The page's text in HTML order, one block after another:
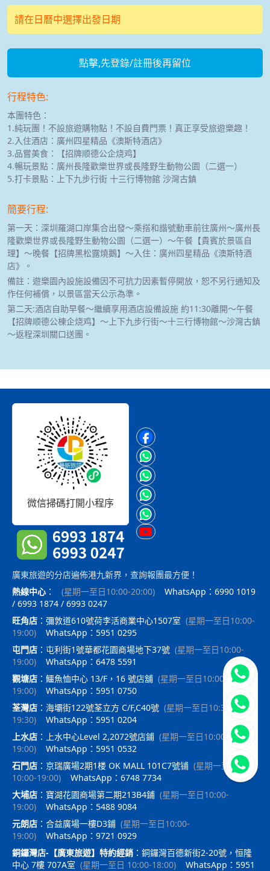
請在日曆中選擇出發日期
點擊,先登錄/註冊後再留位
行程特色:
本團特色：
1.純玩團！不設旅遊購物點！不設自費門票！真正享受旅遊樂趣！
2.入住酒店：廣州四星精品《澳斯特酒店》
3.品嘗美食：【招牌顺德公企烧鸡】
4.暢玩景點：廣州長隆歡樂世界或長隆野生動物公園（二選一）
5.打卡景點：上下九步行街 十三行博物館 沙灣古鎮
簡要行程:
第一天：深圳羅湖口岸集合出發～乘搭和諧號動車前往廣州～廣州長
隆歡樂世界或長隆野生動物公園（二選一）～午餐【貴賓於景區自
理】～晚餐【招牌黑松露燒鵝】～入住：廣州四星精品《澳斯特酒
店》。
備註：遊樂園內設施設備因不可抗力因素暫停開放，恕不另行通知及
作任何補償，以景區當天公示為準。
第二天:酒店自助早餐～繼續享用酒店設備設施 約11:30離開～午餐
【招牌顺德公棟企烧鸡】～上下九步行街～十三行博物館～沙灣古鎮
～返程深圳關口送團。
微信掃碼打開小程序
廣東旅遊的分店遍佈港九新界，查詢報團最方便！
熱線中心 ： (星期一至日10:00-20:00)
WhatsApp：6990 1019
/ 6993 1874 / 6993 0247
旺角店 ： 彌敦道610號荷李活商業中心1507室 (星期一至日10:00-
19:00)
WhatsApp：5951 0295
屯門店 ： 屯利街1號華都花園商場地下37號 (星期一至日10:00-
19:00)
WhatsApp：6478 5591
觀塘店 ： 鱷魚恤中心 13/F，16 號店舖 (星期一至日10:00-
19:00)
WhatsApp：5951 0750
荃灣店 ： 海壩街122號荃立方 C/F,C40號 (星期一至日10:30-
19:30)
WhatsApp：5951 0204
上水店 ： 上水中心Level 2,2072號店鋪 (星期一至日10:00-
19:00)
WhatsApp：5951 0532
石門店 ： 京瑞廣場2期1楼 OK MALL 101C7號铺 (星期一至日
10:00-19:00)
WhatsApp：6748 7734
大埔店 ： 寶湖花園商場第二期213B4鋪 (星期一至日10:00-
19:00)
WhatsApp：5488 9084
元朗店 ： 合益廣場一樓D3鋪 (星期一至日10:00-
19:00)
WhatsApp：9721 0929
銅鑼灣店-【廣東旅遊】特約經銷 ： 銅鑼灣百德新街2-20號，恒隆
中心 7樓 707A室 (星期一至日 10:00-18:00)
WhatsApp：5951
立即